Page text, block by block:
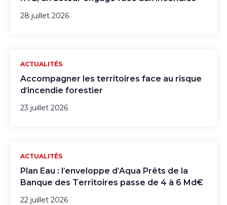
28 juillet 2026
Accompagner les territoires face au risque
d’incendie forestier
ACTUALITÉS
23 juillet 2026
Plan Eau : l’enveloppe d’Aqua Prêts de la
Banque des Territoires passe de 4 à 6 Md€
ACTUALITÉS
22 juillet 2026